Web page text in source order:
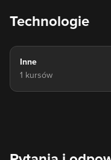
Technologie
Inne
1 kursów